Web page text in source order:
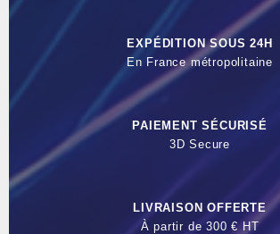
EXPÉDITION SOUS 24H
En France métropolitaine
PAIEMENT SÉCURISÉ
3D Secure
LIVRAISON OFFERTE
À partir de 300 € HT